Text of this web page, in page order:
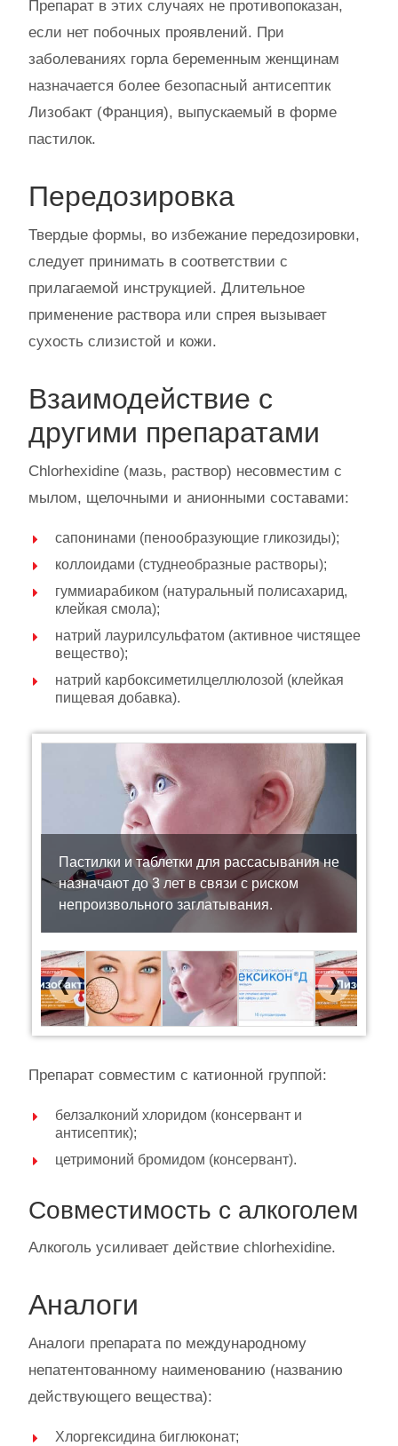
Препарат в этих случаях не противопоказан,
если нет побочных проявлений. При
заболеваниях горла беременным женщинам
назначается более безопасный антисептик
Лизобакт (Франция), выпускаемый в форме
пастилок.
Передозировка
Твердые формы, во избежание передозировки,
следует принимать в соответствии с
прилагаемой инструкцией. Длительное
применение раствора или спрея вызывает
сухость слизистой и кожи.
Взаимодействие с
другими препаратами
Сhlorhexidine (мазь, раствор) несовместим с
мылом, щелочными и анионными составами:
сапонинами (пенообразующие гликозиды);
коллоидами (студнеобразные растворы);
гуммиарабиком (натуральный полисахарид,
клейкая смола);
натрий лаурилсульфатом (активное чистящее
вещество);
натрий карбоксиметилцеллюлозой (клейкая
пищевая добавка).
Пастилки и таблетки для рассасывания не
назначают до 3 лет в связи с риском
непроизвольного заглатывания.
Previous Next
Препарат совместим с катионной группой:
белзалконий хлоридом (консервант и
антисептик);
цетримоний бромидом (консервант).
Совместимость с алкоголем
Алкоголь усиливает действие сhlorhexidine.
Аналоги
Аналоги препарата по международному
непатентованному наименованию (названию
действующего вещества):
Хлоргексидина биглюконат;